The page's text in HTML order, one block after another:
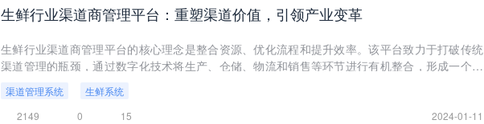
生鲜行业渠道商管理平台：重塑渠道价值，引领产业变革
生鲜行业渠道商管理平台的核心理念是整合资源、优化流程和提升效率。该平台致力于打破传统
渠道管理的瓶颈，通过数字化技术将生产、仓储、物流和销售等环节进行有机整合，形成一个高
渠道管理系统
生鲜系统
2149
0 15 2024-01-11